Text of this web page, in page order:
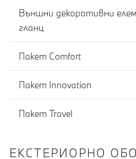
Външни декоративни
гланц
Пакет Comfort
Пакет Innovation
Пакет Travel
ЕКСТЕРИОРНО